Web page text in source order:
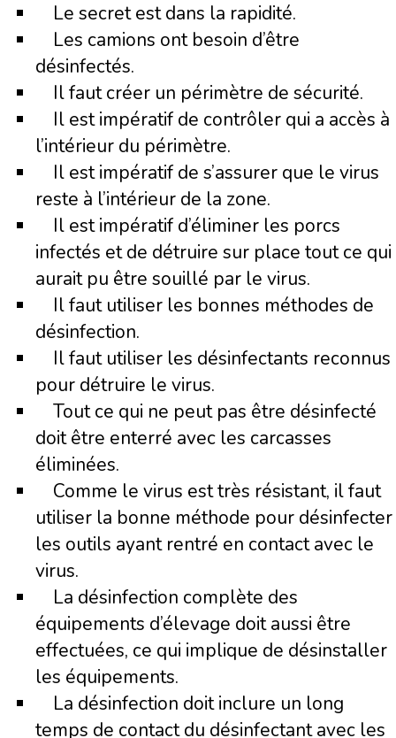
Le secret est dans la rapidité.
Les camions ont besoin d’être
désinfectés.
Il faut créer un périmètre de sécurité.
Il est impératif de contrôler qui a accès à
l’intérieur du périmètre.
Il est impératif de s’assurer que le virus
reste à l’intérieur de la zone.
Il est impératif d’éliminer les porcs
infectés et de détruire sur place tout ce qui
aurait pu être souillé par le virus.
Il faut utiliser les bonnes méthodes de
désinfection.
Il faut utiliser les désinfectants reconnus
pour détruire le virus.
Tout ce qui ne peut pas être désinfecté
doit être enterré avec les carcasses
éliminées.
Comme le virus est très résistant, il faut
utiliser la bonne méthode pour désinfecter
les outils ayant rentré en contact avec le
virus.
La désinfection complète des
équipements d’élevage doit aussi être
effectuées, ce qui implique de désinstaller
les équipements.
La désinfection doit inclure un long
temps de contact du désinfectant avec les